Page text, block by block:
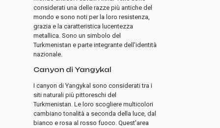
considerati una delle razze più antiche del
mondo e sono noti per la loro resistenza,
grazia e la caratteristica lucentezza
metallica. Sono un simbolo del
Turkmenistan e parte integrante dell'identità
nazionale.
Canyon di Yangykal
I canyon di Yangykal sono considerati tra i
siti naturali più pittoreschi del
Turkmenistan. Le loro scogliere multicolori
cambiano tonalità a seconda della luce, dal
bianco e rosa al rosso fuoco. Quest'area